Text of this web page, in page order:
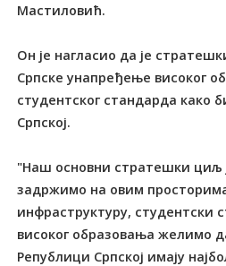
Мастиловић.
Он је нагласио да је
Српске унапређење високог
студентског стандарда како
Српској.
"Наш основни стратешки циљ
задржимо на овим
инфраструктуру, студентски
високог образовања желимо
Републици Српској имају